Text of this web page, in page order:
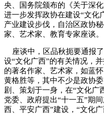
央、国务院颁布的《关于深
进一步发挥政协在建设“文化
产业建设步伐，自治区政协
家、艺术家、教育专家座谈。
座谈中，区品秋扼要通报
设“文化广西”的有关情况，
的著名作家、艺术家，如蓝
黄格胜等，其中不少是政协
剧、策划于一身，在“文化广
党委、政府提出“十一五”期
西、平安广西”建设，“文化